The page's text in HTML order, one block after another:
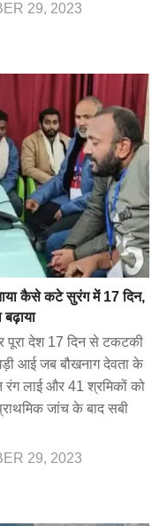
29, 2023
कैसे कटे सुरंग में 17 दिन,
पूरा देश 17 दिन से टकटकी
आई जब बौखनाग देवता के
रंग लाई और 41 श्रमिकों को
जांच के बाद सबी
29, 2023